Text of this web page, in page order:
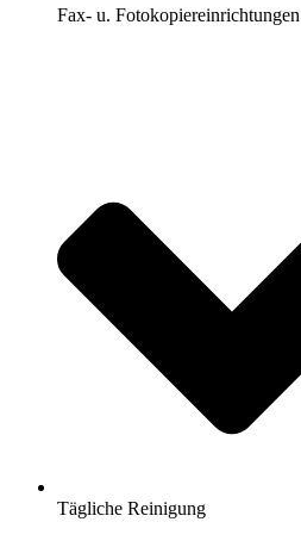
Fax- u. Fotokopiereinrichtungen
Tägliche Reinigung